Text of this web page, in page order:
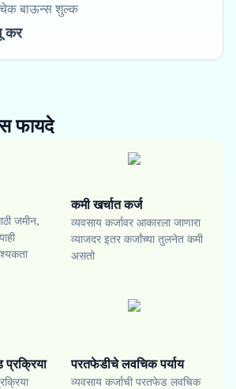
बाऊन्स शुल्क
कर
फायदे
जमीन,
कमी खर्चात कर्ज
व्यवसाय कर्जावर आकारला जाणारा
व्याजदर इतर कर्जांच्या तुलनेत कमी
असतो
परतफेडीचे लवचिक पर्याय
व्यवसाय कर्जाची परतफेड लवचिक